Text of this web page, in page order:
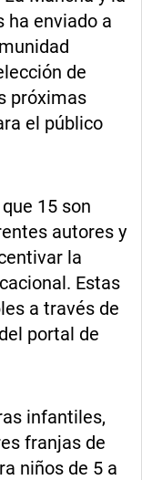
ha enviado a
de
próximas
el público
15 son
autores y
la
Estas
a través de
portal de
infantiles,
franjas de
niños de 5 a